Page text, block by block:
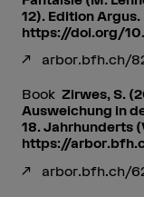
12). Edition Argus.
https://doi.org/
arbor.bfh.ch/
Book Zirwes, S.
Ausweichung in
18. Jahrhunderts
https://
arbor.bfh.ch/